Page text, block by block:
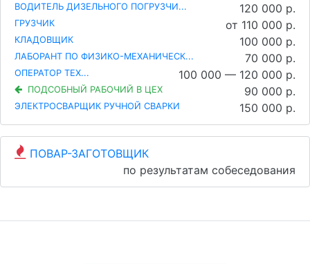
ВОДИТЕЛЬ ДИЗЕЛЬНОГО ПОГРУЗЧИ... 120 000 р.
ГРУЗЧИК от 110 000 р.
КЛАДОВЩИК 100 000 р.
ЛАБОРАНТ ПО ФИЗИКО-МЕХАНИЧЕСК... 70 000 р.
ОПЕРАТОР ТЕХ... 100 000 — 120 000 р.
ПОДСОБНЫЙ РАБОЧИЙ В ЦЕХ 90 000 р.
ЭЛЕКТРОСВАРЩИК РУЧНОЙ СВАРКИ 150 000 р.
ПОВАР-ЗАГОТОВЩИК
по результатам собеседования